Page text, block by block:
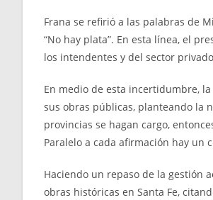
Frana se refirió a las palabras de
“No hay plata”. En esta línea, el
los intendentes y del sector
En medio de esta incertidumbre,
sus obras públicas, planteando la
provincias se hagan cargo,
Paralelo a cada afirmación hay un
Haciendo un repaso de la gestión
obras históricas en Santa Fe,